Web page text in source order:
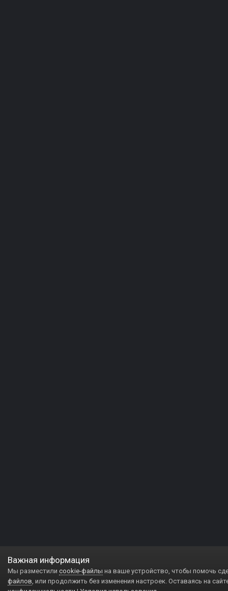
Важная информация
Мы разместили cookie-файлы на ваше устройство, чтобы помочь
файлов, или продолжить без изменения настроек. Оставаясь на